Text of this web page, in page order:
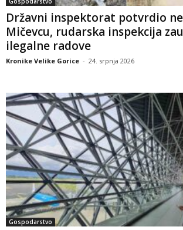
Državni inspektorat potvrdio
Mičevcu, rudarska inspekcija
ilegalne radove
Kronike Velike Gorice - 24. srpnja 2026
Gospodarstvo